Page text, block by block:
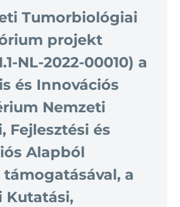
Tumorbiológiai
projekt
NL-2022-00010) a
és Innovációs
Nemzeti
Fejlesztési és
Alapból
a
Kutatási,